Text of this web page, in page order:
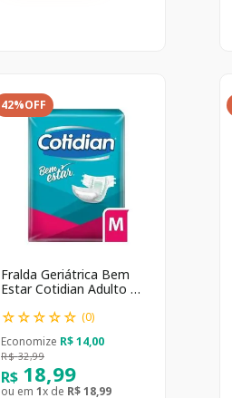
42%OFF
Fralda Geriátrica Bem
Estar Cotidian Adulto M
☆☆☆☆☆ (0)
Economize R$14,00
R$ 32,99
R$ 18,99
ou em 1x de R$18,99